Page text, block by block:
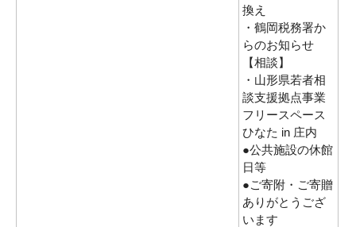
換え
・鶴岡税務署か
らのお知らせ
【相談】
・山形県若者相
談支援拠点事業
フリースペース
ひなた in 庄内
●公共施設の休館
日等
●ご寄附・ご寄贈
ありがとうござ
います